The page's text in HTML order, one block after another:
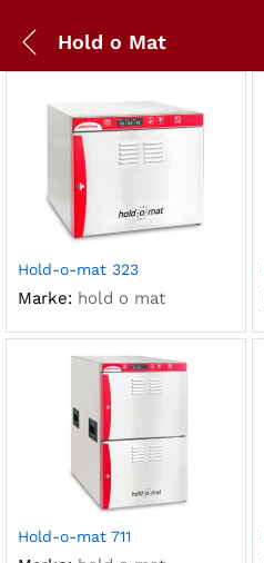
Hold o Mat
Hold-o-mat 323
Marke: hold o mat
Hold-o-mat 711